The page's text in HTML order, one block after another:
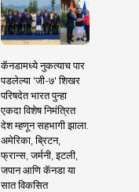
कॅनडामध्ये नुकत्याच पार
पडलेल्या 'जी-७' शिखर
परिषदेत भारत पुन्हा
एकदा विशेष निमंत्रित
देश म्हणून सहभागी झाला.
अमेरिका, ब्रिटन,
फ्रान्स, जर्मनी, इटली,
जपान आणि कॅनडा या
सात विकसित